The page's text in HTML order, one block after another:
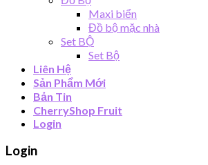
Maxi biển
Đồ bộ mặc nhà
Set BỘ
Set Bộ
Liên Hệ
Sản Phẩm Mới
Bản Tin
CherryShop Fruit
Login
Login